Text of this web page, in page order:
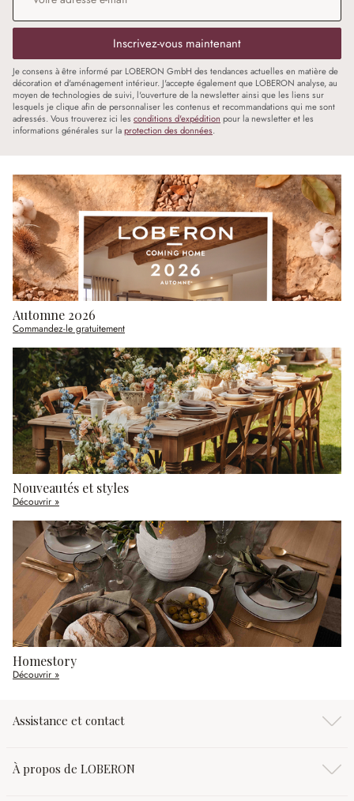
Inscrivez-vous maintenant
Je consens à être informé par LOBERON GmbH des tendances actuelles en matière de
décoration et d'aménagement intérieur. J'accepte également que LOBERON analyse, au
moyen de technologies de suivi, l'ouverture de la newsletter ainsi que les liens sur
lesquels je clique afin de personnaliser les contenus et recommandations qui me sont
adressés. Vous trouverez ici les conditions d'expédition pour la newsletter et les
informations générales sur laprotection des données.
Automne 2026
Commandez-le gratuitement
Nouveautés et styles
Découvrir »
Homestory
Découvrir »
Assistance et contact
À propos de LOBERON